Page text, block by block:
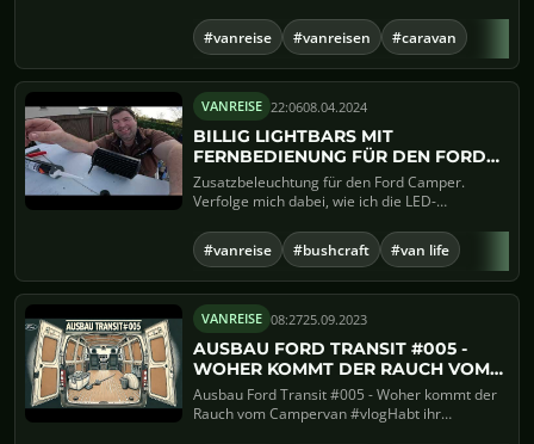
#vanreise #vanreisen #caravan
VANREISE 22:0608.04.2024
BILLIG LIGHTBARS MIT
FERNBEDIENUNG FÜR DEN FORD
CAMPER - TEIL 1 #006
Zusatzbeleuchtung für den Ford Camper.
Verfolge mich dabei, wie ich die LED-
#vanreise #bushcraft #van life
VANREISE 08:2725.09.2023
AUSBAU FORD TRANSIT #005 -
WOHER KOMMT DER RAUCH VOM
CAMPERVAN #VLOG
Ausbau Ford Transit #005 - Woher kommt der
Rauch vom Campervan #vlogHabt ihr